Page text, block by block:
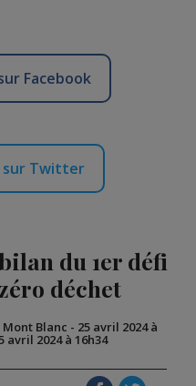
Facebook
sur Twitter
du 1er défi
déchet
Blanc - 25 avril 2024 à
avril 2024 à 16h34